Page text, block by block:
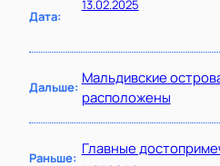
Дата:
13.02.2025
Дальше:
Мальдивские
расположены
Раньше:
Главные